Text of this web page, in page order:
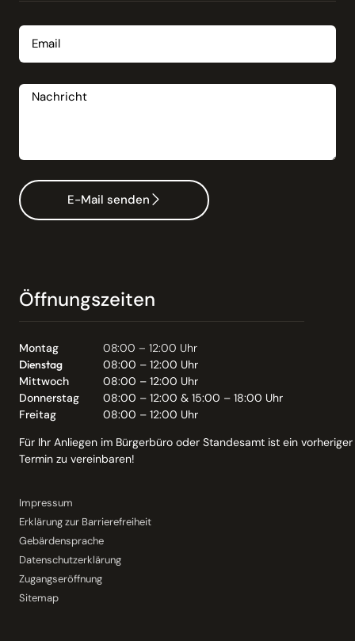
E-Mail senden
Öffnungszeiten
Montag
08:00 – 12:00 Uhr
Dienstag
08:00 – 12:00 Uhr
Mittwoch
08:00 – 12:00 Uhr
Donnerstag
08:00 – 12:00 & 15:00 – 18:00 Uhr
Freitag
08:00 – 12:00 Uhr
Für Ihr Anliegen im Bürgerbüro oder Standesamt ist ein vorheriger
Termin zu vereinbaren!
Impressum
Erklärung zur Barrierefreiheit
Gebärdensprache
Datenschutzerklärung
Zugangseröffnung
Sitemap